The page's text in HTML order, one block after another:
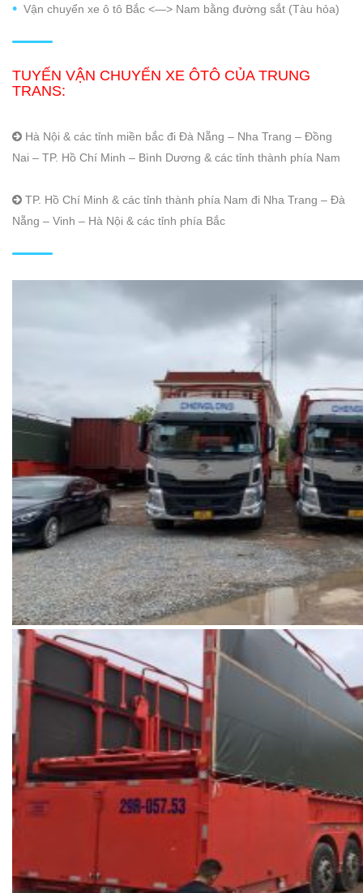
Vận chuyển xe ô tô Bắc <—> Nam bằng đường sắt (Tàu hỏa)
TUYẾN VẬN CHUYỂN XE ÔTÔ CỦA TRUNG
TRANS:
Hà Nội & các tỉnh miền bắc đi Đà Nẵng – Nha Trang – Đồng
Nai – TP. Hồ Chí Minh – Bình Dương & các tỉnh thành phía Nam
TP. Hồ Chí Minh & các tỉnh thành phía Nam đi Nha Trang – Đà
Nẵng – Vinh – Hà Nội & các tỉnh phía Bắc